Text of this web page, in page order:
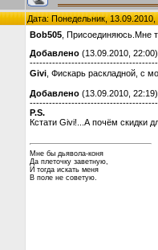
Дата: Понедельник,
Bob505 , Присоединяюсь.Мне
Добавлено (13.09.2010, 22:00)
Givi , Фискарь раскладной, с
Добавлено (13.09.2010, 22:19)
P.S.
Кстати Givi!...А почём скидки
Мне бы дьявола-коня
Да плеточку заветную,
И тогда искать меня
В поле не советую.